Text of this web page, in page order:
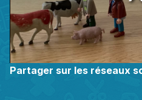
Partager sur les réseaux